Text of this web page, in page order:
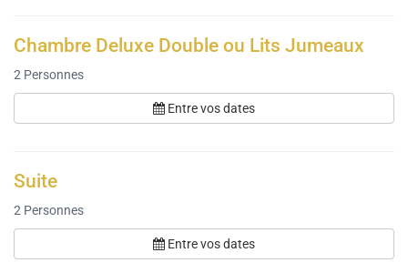
Chambre Deluxe Double ou Lits Jumeaux
2 Personnes
Entre vos dates
Suite
2 Personnes
Entre vos dates